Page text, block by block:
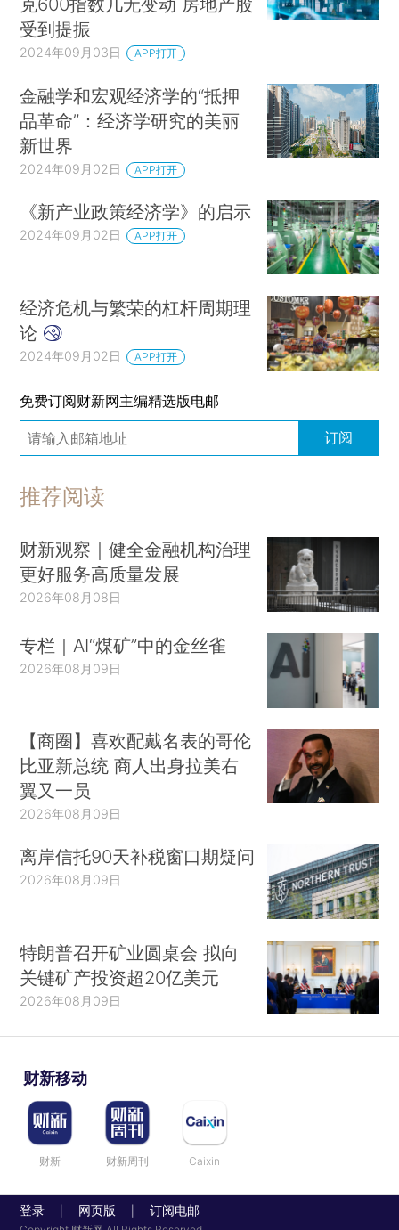
受到提振
2024年09月03日 APP打开
金融学和宏观经济学的“抵押
品革命”：经济学研究的美丽
新世界
2024年09月02日 APP打开
《新产业政策经济学》的启示
2024年09月02日 APP打开
经济危机与繁荣的杠杆周期理
论
2024年09月02日 APP打开
免费订阅财新网主编精选版电邮
订阅
推荐阅读
财新观察｜健全金融机构治理
更好服务高质量发展
2026年08月08日
专栏｜AI“煤矿”中的金丝雀
2026年08月09日
【商圈】喜欢配戴名表的哥伦
比亚新总统 商人出身拉美右
翼又一员
2026年08月09日
离岸信托90天补税窗口期疑问
2026年08月09日
特朗普召开矿业圆桌会 拟向
关键矿产投资超20亿美元
2026年08月09日
财新移动
财新 财新周刊 Caixin
登录 网页版 订阅电邮